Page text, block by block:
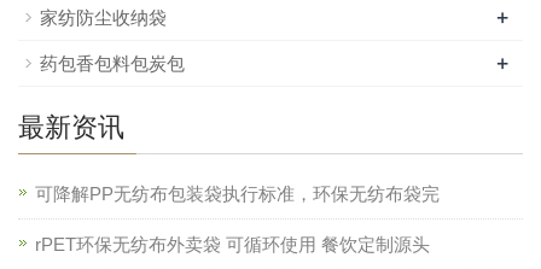
家纺防尘收纳袋 +
药包香包料包炭包 +
最新资讯
可降解PP无纺布包装袋执行标准，环保无纺布袋完
rPET环保无纺布外卖袋 可循环使用 餐饮定制源头